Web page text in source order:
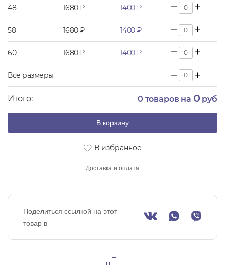
48 1680 ₽ 1400 ₽
58 1680 ₽ 1400 ₽
60 1680 ₽ 1400 ₽
Все размеры
Итого: 0 товаров на 0руб
В корзину
В избранное
Доставка и оплата
Поделиться ссылкой на этот
товар в